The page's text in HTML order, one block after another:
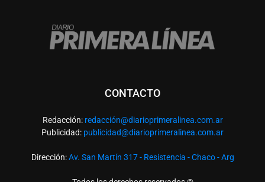
CONTACTO
Redacción: redacción@diarioprimeralinea.com.ar
Publicidad: publicidad@diarioprimeralinea.com.ar
Dirección:Av. San Martín 317 - Resistencia - Chaco - Arg